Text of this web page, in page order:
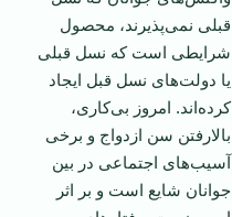
قبلی نمی‌پذیرند، محصول
شرایطی است که نسل قبلی
یا دولت‌های نسل قبل ایجاد
کرده‌اند. امروز بی‌کاری،
بالارفتن سن ازدواج و برخی
آسیب‌های اجتماعی در بین
جوانان شایع است و بر اثر